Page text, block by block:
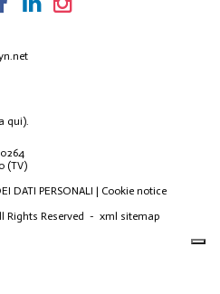
qui).
(TV)
DATI PERSONALI | Cookie notice
Rights Reserved - xml sitemap